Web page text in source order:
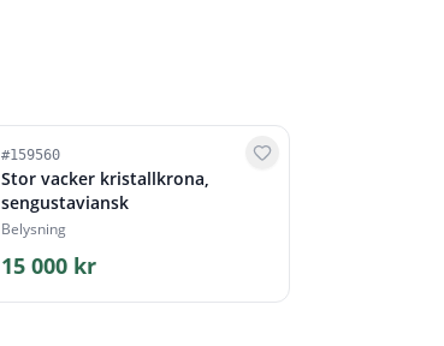
#159560
Stor vacker kristallkrona,
sengustaviansk
Belysning
15 000 kr